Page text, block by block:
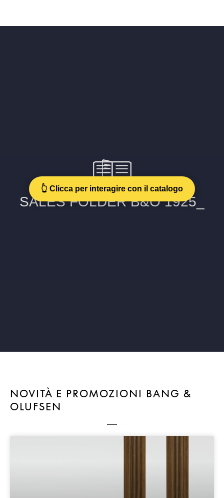
👆 Clicca per interagire con il catalogo
NOVITÀ E PROMOZIONI BANG &
OLUFSEN